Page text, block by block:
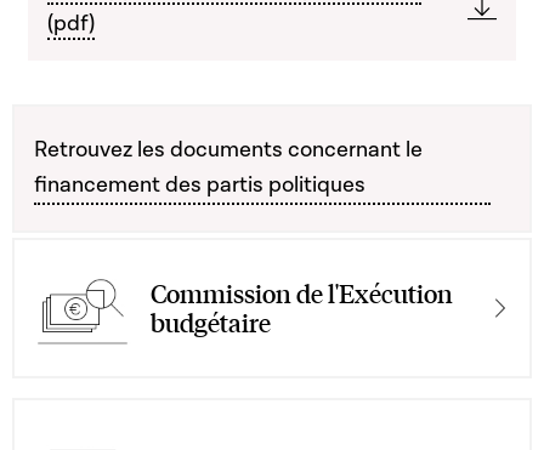
(pdf)
Retrouvez les documents concernant le
financement des partis politiques
Commission de l'Exécution
budgétaire